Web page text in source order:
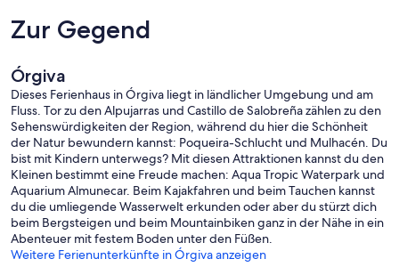
Der gesamte Poolbereich und die Liegewiesen sind so geschützt,
dass Kleinkinder nicht unbeaufsichtigt an das Wasser können. In
Reifenschaukel und eine Spielwiese mit Federballnetz.
Über den Winter feuern wir unseren Gästen gerne unsere finnische
Sauna an und betreiben auch den Pool über das ganze Jahr.
Maria und ich leben, durch die reichhaltige Vegetation
sichtgeschützt, ca. 50m entfernt, im großen Haupthaus des
Anwesens, in welchem sich zwei weitere Ferienwohnungen
befinden.
DIE UMGEBUNG
Das Ferienhaus befindet sich direkt im Herzen der Alpujarras, mitten
in den fruchtbaren südlichen Hängen der Sierra Nevada und ihrer
Zur Gegend
Órgiva
Dieses Ferienhaus in Órgiva liegt in ländlicher Umgebung und am
Fluss. Tor zu den Alpujarras und Castillo de Salobreña zählen zu den
Sehenswürdigkeiten der Region, während du hier die Schönheit
der Natur bewundern kannst: Poqueira-Schlucht und Mulhacén. Du
bist mit Kindern unterwegs? Mit diesen Attraktionen kannst du den
Kleinen bestimmt eine Freude machen: Aqua Tropic Waterpark und
Aquarium Almunecar. Beim Kajakfahren und beim Tauchen kannst
du die umliegende Wasserwelt erkunden oder aber du stürzt dich
beim Bergsteigen und beim Mountainbiken ganz in der Nähe in ein
Abenteuer mit festem Boden unter den Füßen.
Weitere Ferienunterkünfte in Órgiva anzeigen